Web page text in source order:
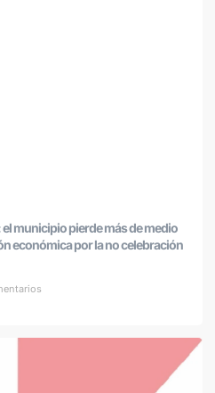
municipio pierde más de medio
económica por la no celebración